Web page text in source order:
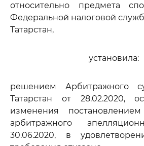
относительно предмета
Федеральной налоговой
Татарстан,
установила:
решением Арбитражного
Татарстан от 28.02.2020,
изменения
арбитражного
30.06.2020, в